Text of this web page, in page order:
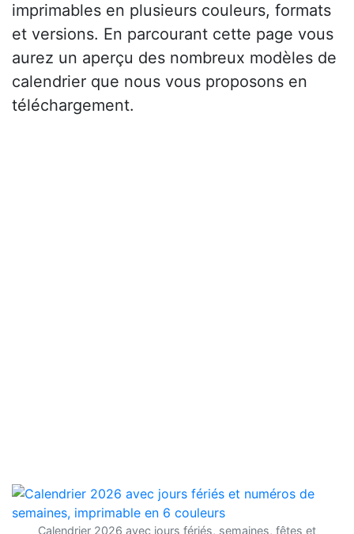
imprimables en plusieurs couleurs, formats
et versions. En parcourant cette page vous
aurez un aperçu des nombreux modèles de
calendrier que nous vous proposons en
téléchargement.
Calendrier 2026 avec jours fériés, semaines, fêtes et